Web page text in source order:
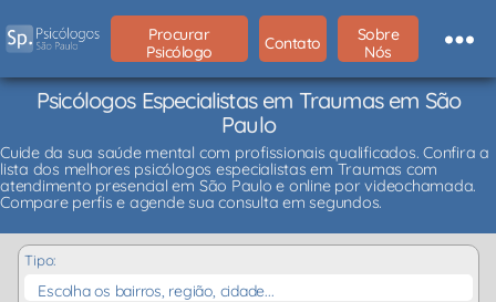
Procurar
Psicólogo
Contato
Sobre
Nós
Psicólogos Especialistas em Traumas em São
Paulo
Cuide da sua saúde mental com profissionais qualificados. Confira a
lista dos melhores psicólogos especialistas em Traumas com
atendimento presencial em São Paulo e online por videochamada.
Compare perfis e agende sua consulta em segundos.
Tipo:
Escolha os bairros, região, cidade...